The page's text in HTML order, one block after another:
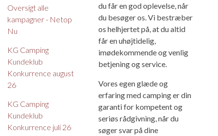
Oversigt alle
kampagner - Netop
Nu
KG Camping
Kundeklub
Konkurrence august
26
KG Camping
Kundeklub
Konkurrence juli 26
du får en god oplevelse, når
du besøger os. Vi bestræber
os helhjertet på, at du altid
får en uhøjtidelig,
imødekommende og venlig
betjening og service.
Vores egen glæde og
erfaring med camping er din
garanti for kompetent og
seriøs rådgivning, når du
søger svar på dine